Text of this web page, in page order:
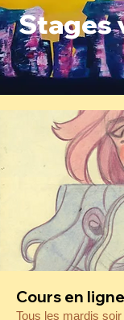
Stages
Cours en
Tous les mardis